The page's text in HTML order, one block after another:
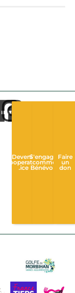
Devenir
Cooperateur
.ice
S'engager
comme
Bénévole
Faire
un
don